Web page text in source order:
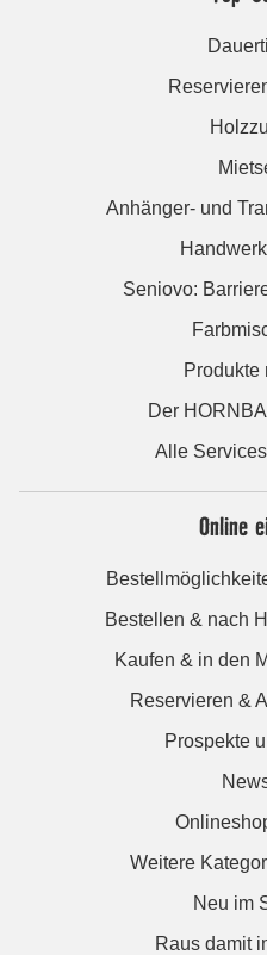
Anhänger- und
Seniovo:
Produkte
Der
Alle
Online
Bestellen & nach
Kaufen & in den
Reservieren &
Prospekte
Weitere
Neu im
Raus damit